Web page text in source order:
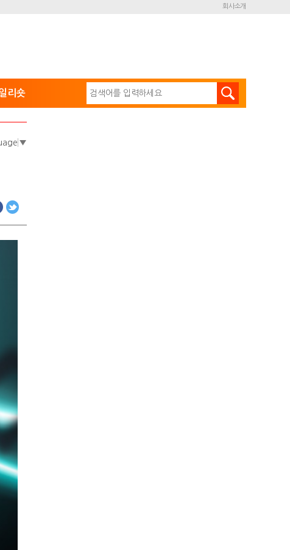
회사소개
리숏
▼